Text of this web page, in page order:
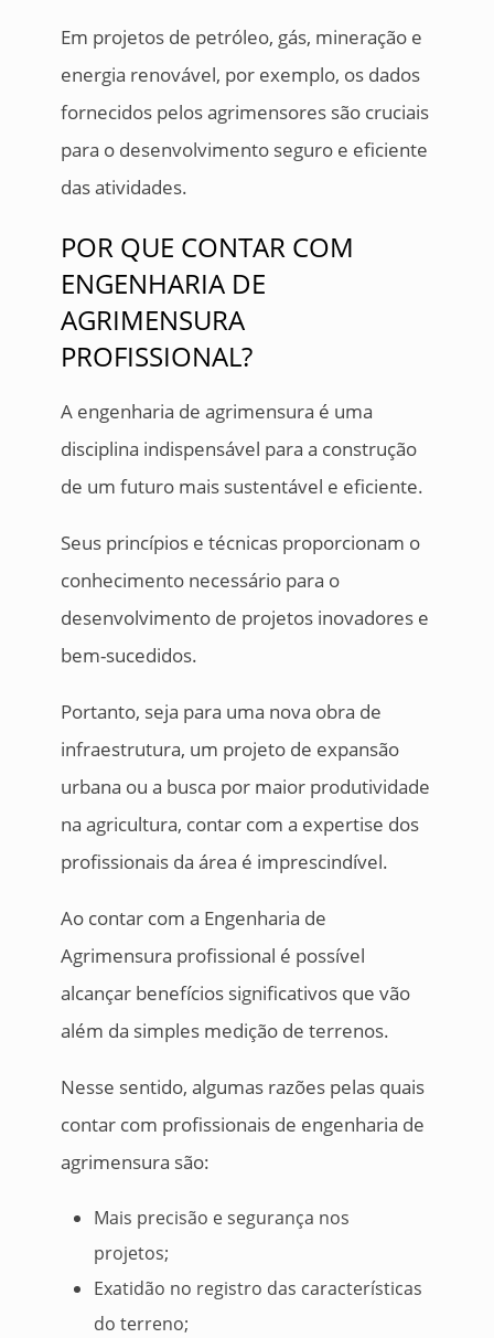
Em projetos de petróleo, gás, mineração e
energia renovável, por exemplo, os dados
fornecidos pelos agrimensores são cruciais
para o desenvolvimento seguro e eficiente
das atividades.
POR QUE CONTAR COM
ENGENHARIA DE
AGRIMENSURA
PROFISSIONAL?
A engenharia de agrimensura é uma
disciplina indispensável para a construção
de um futuro mais sustentável e eficiente.
Seus princípios e técnicas proporcionam o
conhecimento necessário para o
desenvolvimento de projetos inovadores e
bem-sucedidos.
Portanto, seja para uma nova obra de
infraestrutura, um projeto de expansão
urbana ou a busca por maior produtividade
na agricultura, contar com a expertise dos
profissionais da área é imprescindível.
Ao contar com a Engenharia de
Agrimensura profissional é possível
alcançar benefícios significativos que vão
além da simples medição de terrenos.
Nesse sentido, algumas razões pelas quais
contar com profissionais de engenharia de
agrimensura são:
Mais precisão e segurança nos
projetos;
Exatidão no registro das características
do terreno;